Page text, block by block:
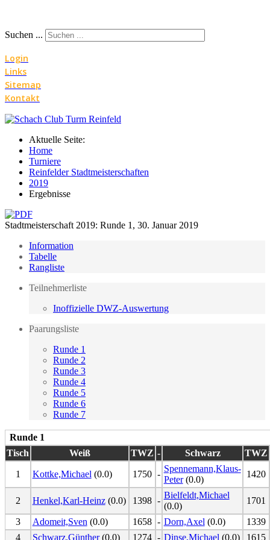
Suchen ...
Login
Links
Sitemap
Kontakt
Aktuelle Seite:
Home
Turniere
Reinfelder Stadtmeisterschaften
2019
Ergebnisse
Stadtmeisterschaft 2019: Runde 1, 30. Januar 2019
Information
Tabelle
Rangliste
Teilnehmerliste
Inoffizielle DWZ-Auswertung
Paarungsliste
Runde 1
Runde 2
Runde 3
Runde 4
Runde 5
Runde 6
Runde 7
Runde 1
Tisch
Weiß TWZ - Schwarz TWZ
1 Kottke,Michael (0.0) 1750 -
Spennemann,Klaus-
Peter(0.0)
1420
2 Henkel,Karl-Heinz(0.0) 1398 -
Bielfeldt,Michael
(0.0)
1701
3 Adomeit,Sven (0.0) 1658 - Dorn,Axel (0.0)
1339
4
Schwarz,Günther(0.0) 1274 - Dinse,Michael (0.0) 1615